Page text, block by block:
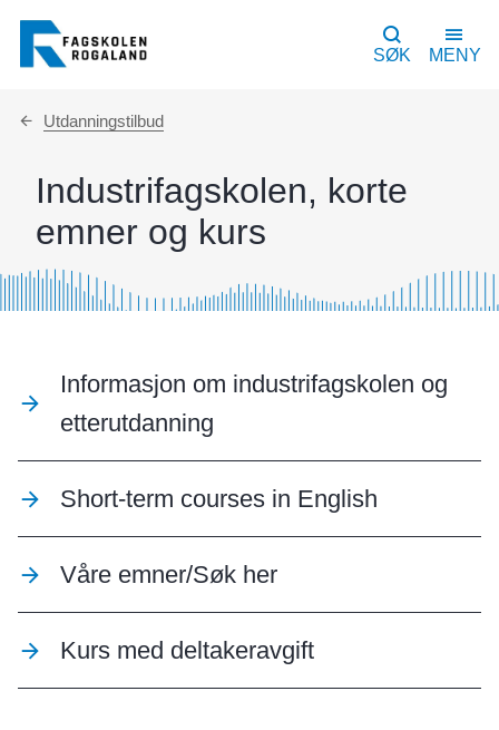
SØK MENY
Du
Utdanningstilbud
Industrifagskolen, korte
emner og kurs
Informasjon om industrifagskolen og
etterutdanning
Short-term courses in English
Våre emner/Søk her
Kurs med deltakeravgift